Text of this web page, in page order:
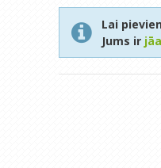
Lai
Jums ir